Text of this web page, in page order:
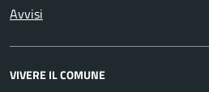
Avvisi
VIVERE IL COMUNE